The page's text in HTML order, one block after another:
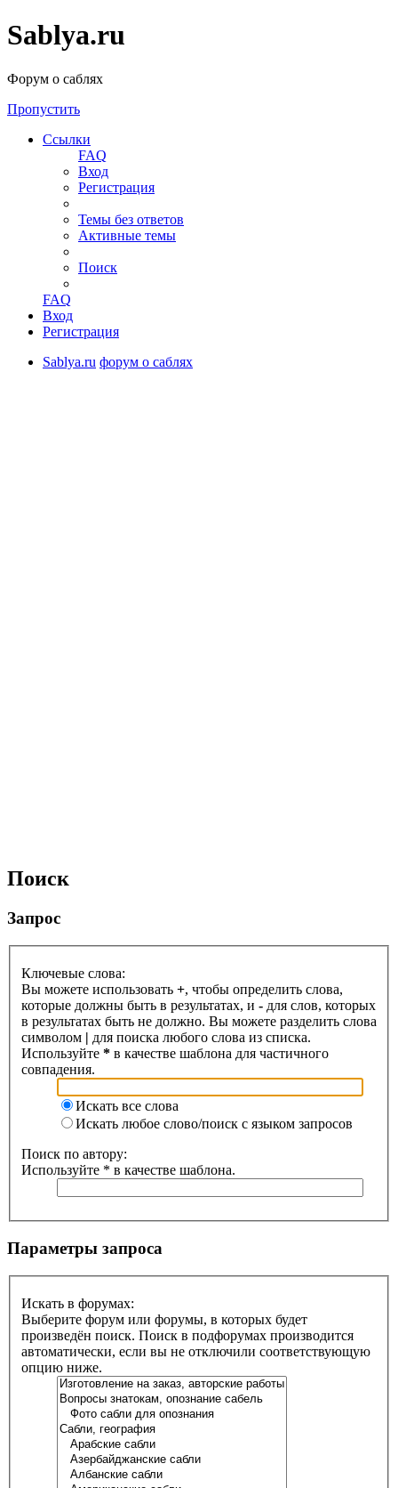
Sablya.ru
Форум о саблях
Пропустить
Ссылки
FAQ
Вход
Регистрация
Темы без ответов
Активные темы
Поиск
FAQ
Вход
Регистрация
Sablya.ru форум о саблях
Поиск
Запрос
Ключевые слова:
Вы можете использовать +, чтобы определить слова,
которые должны быть в результатах, и - для слов, которых
в результатах быть не должно. Вы можете разделить слова
символом | для поиска любого слова из списка.
Используйте * в качестве шаблона для частичного
совпадения.
Искать все слова
Искать любое слово/поиск с языком запросов
Поиск по автору:
Используйте * в качестве шаблона.
Параметры запроса
Искать в форумах:
Выберите форум или форумы, в которых будет
произведён поиск. Поиск в подфорумах производится
автоматически, если вы не отключили соответствующую
опцию ниже.